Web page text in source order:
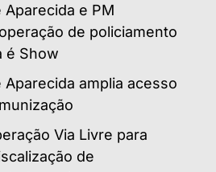
e PM
de policiamento
é Show
amplia acesso
Via Livre para
de